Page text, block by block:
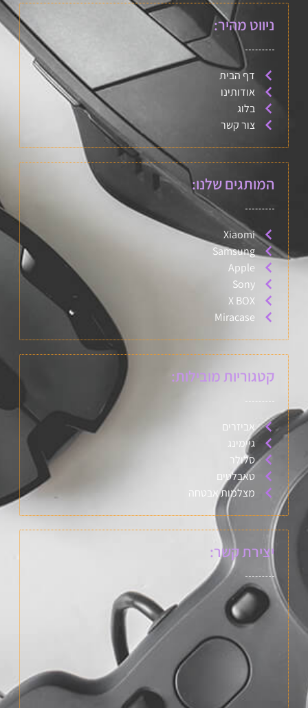
ניווט מהיר:
דף הבית
אודותינו
בלוג
צור קשר
המותגים שלנו:
Xiaomi
Samsung
Apple
Sony
X BOX
Miracase
קטגוריות מובילות:
אביזרים
גיימינג
סלולר
טאבלטים
מצלמות אבטחה
יצירת קשר: